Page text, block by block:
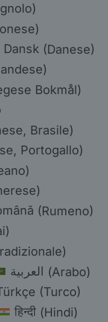
)
)
Dansk(Danese)
)
Bokmål)
Brasile)
Portogallo)
)
)
(Rumeno)
)
)
العربية (Arabo)
(Turco)
हिन्दी(Hindi)